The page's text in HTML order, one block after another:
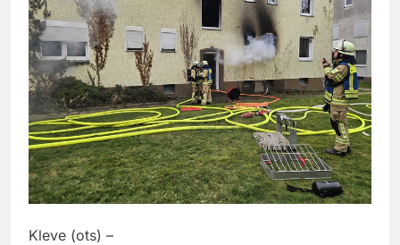
Kleve (ots) –